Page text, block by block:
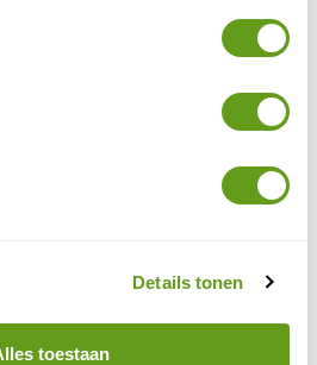
Details tonen
toestaan
Wold ligt recreatiemeer
bijna on-Nederlands plekje
Hier kan je een wandeling
of 3 km (rode bordjes)